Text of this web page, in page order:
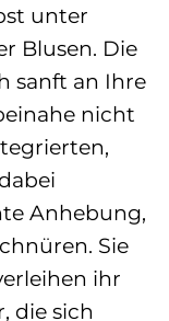
unter
Blusen. Die
sanft an Ihre
nicht
Anhebung,
Sie
ihr
die sich